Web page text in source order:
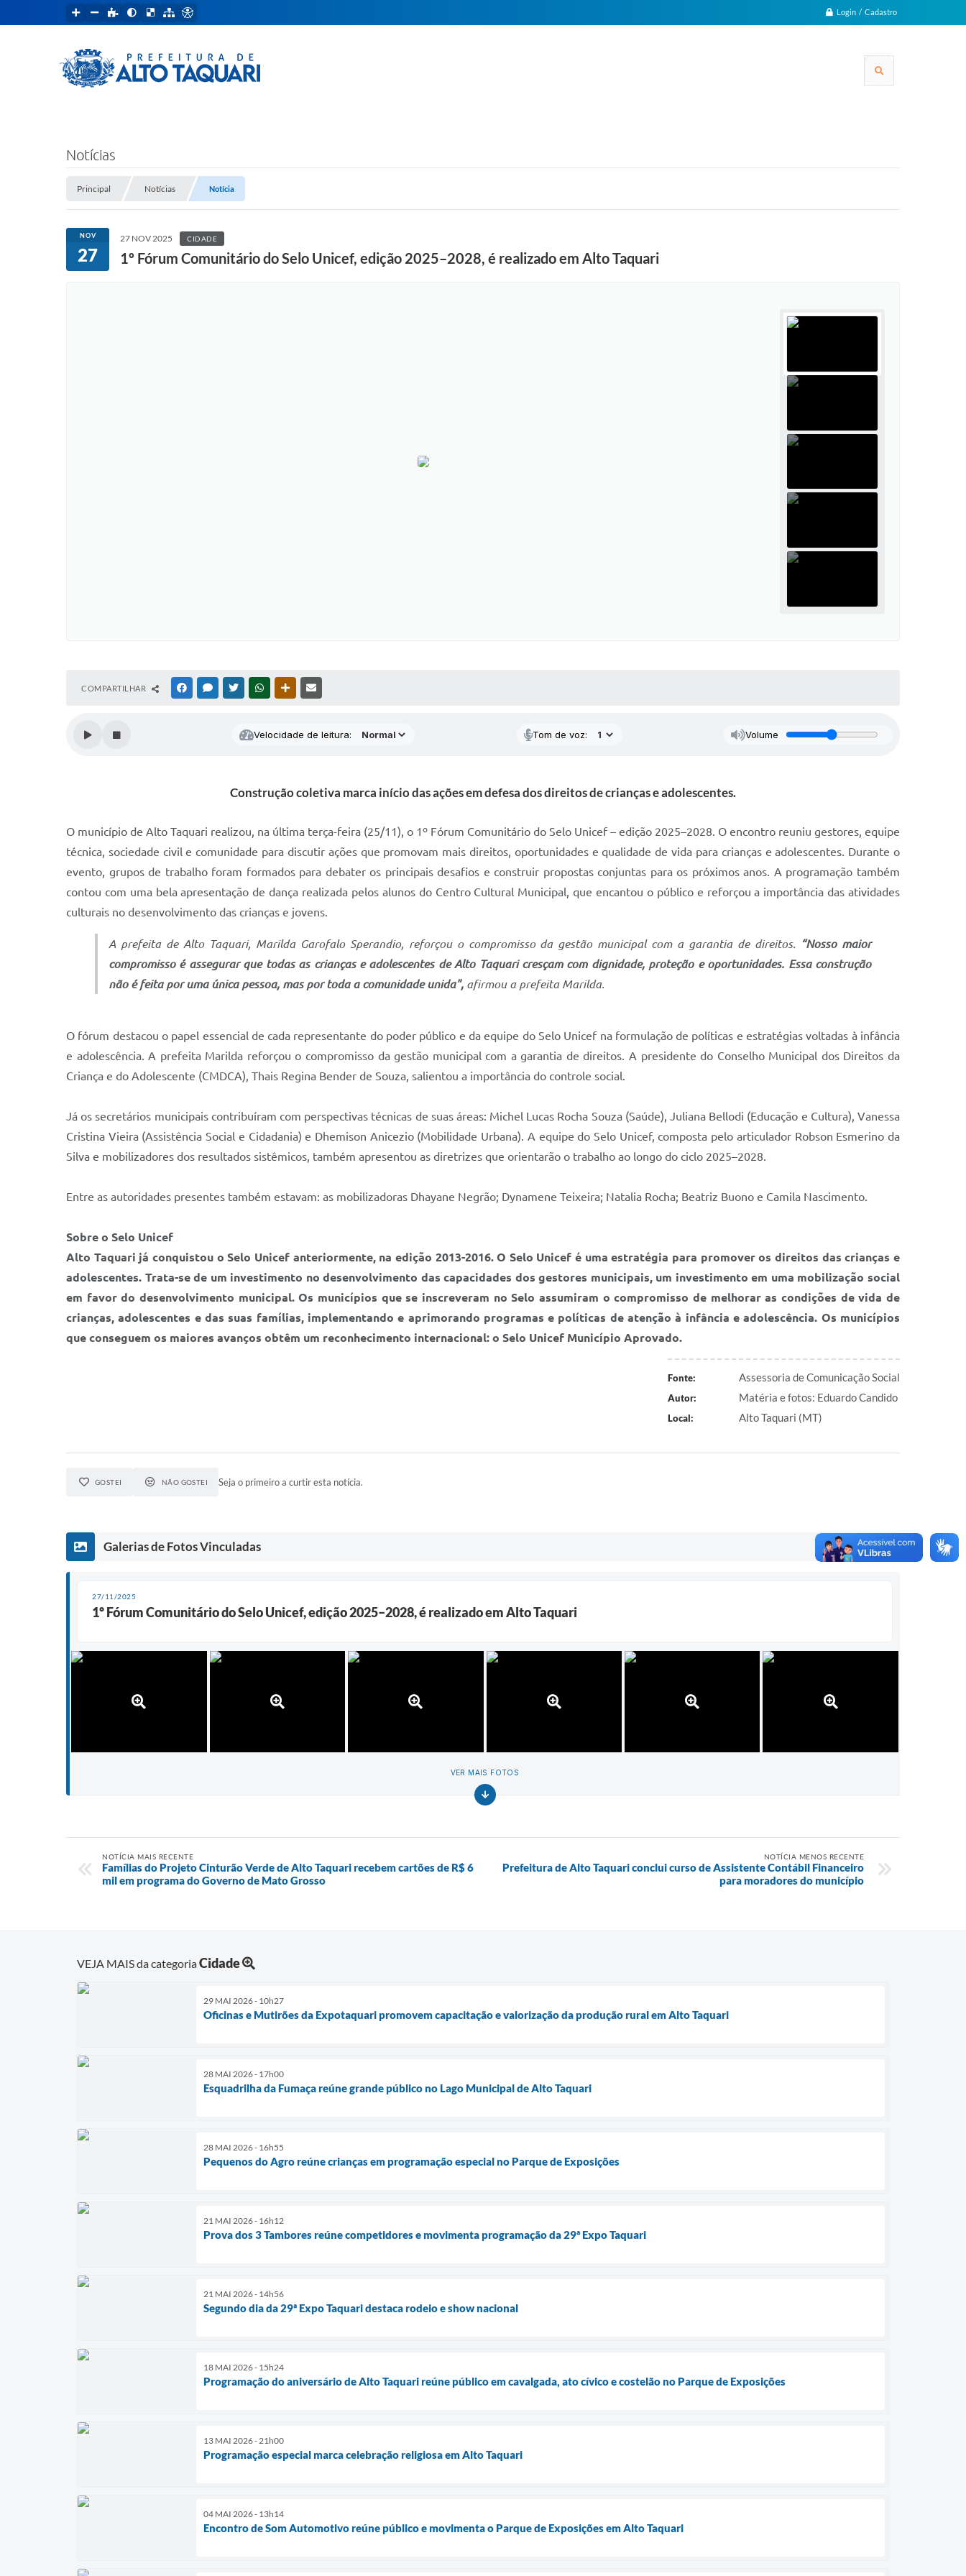
Login / Cadastro
Notícias
Principal Notícias Notícia
NOV
27
27 NOV 2025 CIDADE
1º Fórum Comunitário do Selo Unicef, edição 2025–2028, é realizado em Alto Taquari
COMPARTILHAR FACEBOOKMESSENGER
TWITTERWHATSAPPOUTRAS MÍDIAS
Velocidade de leitura: Tom de voz: Volume
Construção coletiva marca início das ações em defesa dos direitos de crianças e adolescentes.
O município de Alto Taquari realizou, na última terça-feira (25/11), o 1º Fórum Comunitário do Selo Unicef – edição 2025–2028. O encontro reuniu gestores, equipe
técnica, sociedade civil e comunidade para discutir ações que promovam mais direitos, oportunidades e qualidade de vida para crianças e adolescentes. Durante o
evento, grupos de trabalho foram formados para debater os principais desafios e construir propostas conjuntas para os próximos anos. A programação também
contou com uma bela apresentação de dança realizada pelos alunos do Centro Cultural Municipal, que encantou o público e reforçou a importância das atividades
culturais no desenvolvimento das crianças e jovens.
A prefeita de Alto Taquari, Marilda Garofalo Sperandio, reforçou o compromisso da gestão municipal com a garantia de direitos.
“Nosso maior
compromisso é assegurar que todas as crianças e adolescentes de Alto Taquari cresçam com dignidade, proteção e oportunidades. Essa construção
não é feita por uma única pessoa, mas por toda a comunidade unida", afirmou a prefeita Marilda.
O fórum destacou o papel essencial de cada representante do poder público e da equipe do Selo Unicef na formulação de políticas e estratégias voltadas à infância
e adolescência. A prefeita Marilda reforçou o compromisso da gestão municipal com a garantia de direitos. A presidente do Conselho Municipal dos Direitos da
Criança e do Adolescente (CMDCA), Thais Regina Bender de Souza, salientou a importância do controle social.
Já os secretários municipais contribuíram com perspectivas técnicas de suas áreas: Michel Lucas Rocha Souza (Saúde), Juliana Bellodi (Educação e Cultura), Vanessa
Cristina Vieira (Assistência Social e Cidadania) e Dhemison Anicezio (Mobilidade Urbana). A equipe do Selo Unicef, composta pelo articulador Robson Esmerino da
Silva e mobilizadores dos resultados sistêmicos, também apresentou as diretrizes que orientarão o trabalho ao longo do ciclo 2025–2028.
Entre as autoridades presentes também estavam: as mobilizadoras Dhayane Negrão; Dynamene Teixeira; Natalia Rocha; Beatriz Buono e Camila Nascimento.
Sobre o Selo Unicef
Alto Taquari já conquistou o Selo Unicef anteriormente, na edição 2013-2016. O Selo Unicef é uma estratégia para promover os direitos das crianças e
adolescentes. Trata-se de um investimento no desenvolvimento das capacidades dos gestores municipais, um investimento em uma mobilização social
em favor do desenvolvimento municipal. Os municípios que se inscreveram no Selo assumiram o compromisso de melhorar as condições de vida de
crianças, adolescentes e das suas famílias, implementando e aprimorando programas e políticas de atenção à infância e adolescência. Os municípios
que conseguem os maiores avanços obtêm um reconhecimento internacional: o Selo Unicef Município Aprovado.
Fonte: Assessoria de Comunicação Social
Autor: Matéria e fotos: Eduardo Candido
Local: Alto Taquari (MT)
GOSTEI NÃO GOSTEI Seja o primeiro a curtir esta notícia.
Galerias de Fotos Vinculadas
27/11/2025
1º Fórum Comunitário do Selo Unicef, edição 2025–2028, é realizado em Alto Taquari
VER MAIS FOTOS
NOTÍCIA MAIS RECENTE
Famílias do Projeto Cinturão Verde de Alto Taquari recebem cartões de R$ 6
mil em programa do Governo de Mato Grosso
NOTÍCIA MENOS RECENTE
Prefeitura de Alto Taquari conclui curso de Assistente Contábil Financeiro
para moradores do município
VEJA MAIS da categoriaCidade
29 MAI 2026 - 10h27
Oficinas e Mutirões da Expotaquari promovem capacitação e valorização da produção rural em Alto Taquari
28 MAI 2026 - 17h00
Esquadrilha da Fumaça reúne grande público no Lago Municipal de Alto Taquari
28 MAI 2026 - 16h55
Pequenos do Agro reúne crianças em programação especial no Parque de Exposições
21 MAI 2026 - 16h12
Prova dos 3 Tambores reúne competidores e movimenta programação da 29ª Expo Taquari
21 MAI 2026 - 14h56
Segundo dia da 29ª Expo Taquari destaca rodeio e show nacional
18 MAI 2026 - 15h24
Programação do aniversário de Alto Taquari reúne público em cavalgada, ato cívico e costelão no Parque de Exposições
13 MAI 2026 - 21h00
Programação especial marca celebração religiosa em Alto Taquari
04 MAI 2026 - 13h14
Encontro de Som Automotivo reúne público e movimenta o Parque de Exposições em Alto Taquari